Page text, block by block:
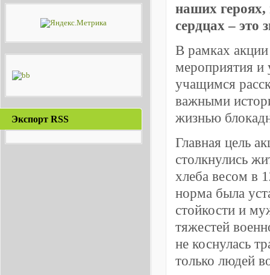
Экспорт RSS
наших
сердцах – это
В рамках
мероприятия и
учащимся
важными
жизнью
Главная цель
столкнулись
хлеба весом в
норма была
стойкости и
тяжестей
не коснулась
только людей